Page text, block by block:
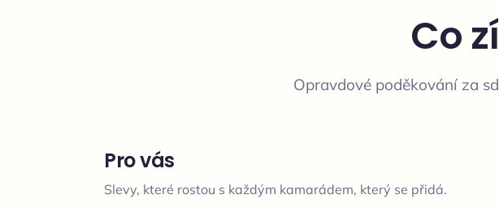
Co
Opravdové poděkování za
Pro vás
Slevy, které rostou s každým kamarádem, který se přidá.